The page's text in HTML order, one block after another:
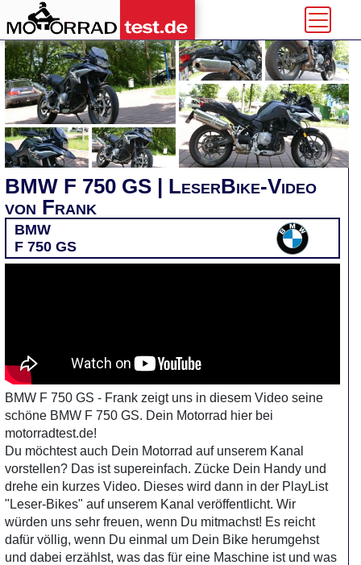
BMW F 750 GS | LeserBike-Video
von Frank
BMW
F 750 GS
BMW F 750 GS - Frank zeigt uns in diesem Video seine
schöne BMW F 750 GS. Dein Motorrad hier bei
motorradtest.de!
Du möchtest auch Dein Motorrad auf unserem Kanal
vorstellen? Das ist supereinfach. Zücke Dein Handy und
drehe ein kurzes Video. Dieses wird dann in der PlayList
"Leser-Bikes" auf unserem Kanal veröffentlicht. Wir
würden uns sehr freuen, wenn Du mitmachst! Es reicht
dafür völlig, wenn Du einmal um Dein Bike herumgehst
und dabei erzählst, was das für eine Maschine ist und was